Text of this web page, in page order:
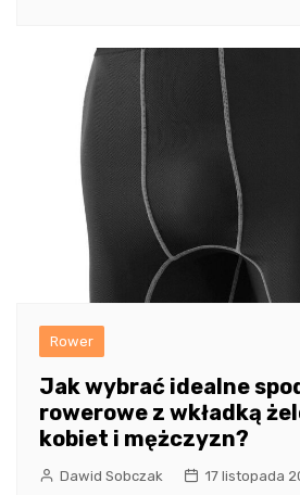
Rower
Jak wybrać idealne
rowerowe z wkładką
kobiet i mężczyzn?
Dawid Sobczak 17 listopada